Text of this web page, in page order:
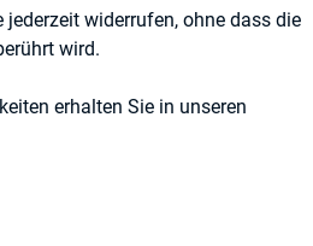
widerrufen, ohne dass die
wird.
erhalten Sie in unseren